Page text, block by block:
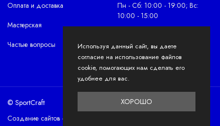
Оплата и доставка
Мастерская
Частые вопросы
Пн - Сб: 10:00 - 19:00; Вс:
10:00 - 15:00
© SportCraft
Создание сайтов – DLILB
Используя данный сайт, вы даете
согласие на использование файлов
cookie, помогающих нам сделать его
удобнее для вас.
ХОРОШО